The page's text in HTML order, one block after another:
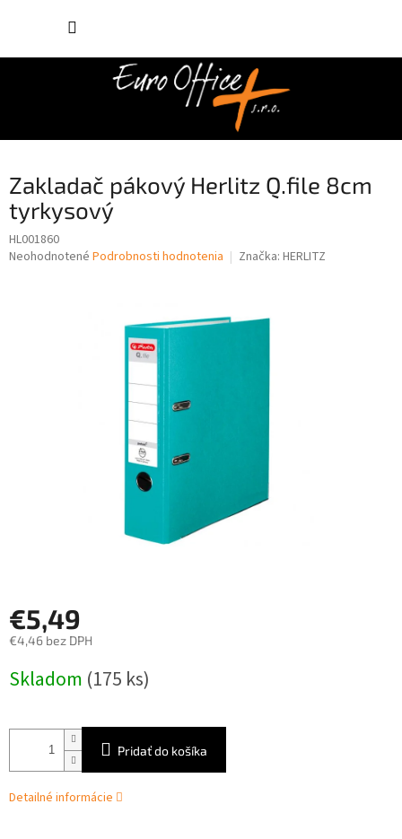
Zakladač pákový Herlitz Q.file 8cm
tyrkysový
HL001860
Priemerné
Neohodnotené Podrobnosti hodnotenia Značka: HERLITZ
€5,49
€4,46 bez DPH
cena:
Skladom (175 ks)
Pridať do košíka
Detailné informácie